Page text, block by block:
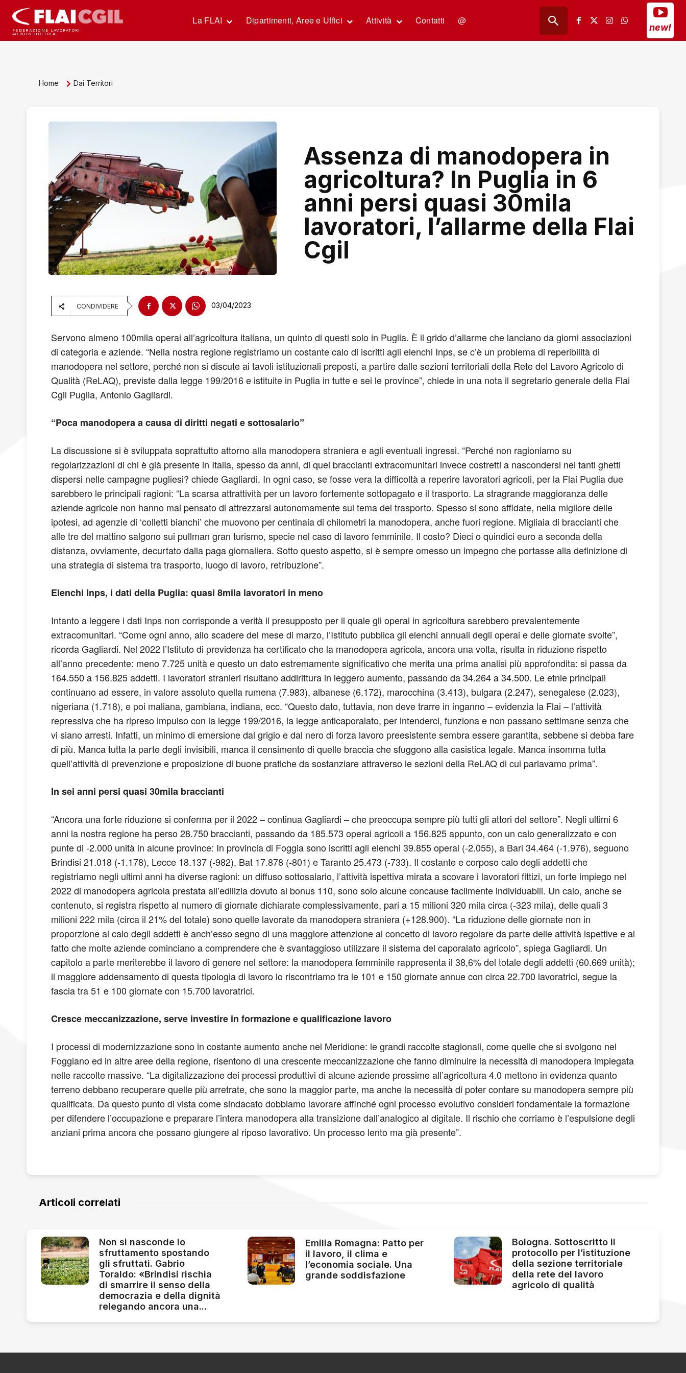
FEDERAZIONE LAVORATORI
AGROINDUSTRIA
La FLAI Dipartimenti, Aree e Uffici Attività Contatti @
new!
Home Dai Territori
Assenza di manodopera in
agricoltura? In Puglia in 6
anni persi quasi 30mila
lavoratori, l’allarme della Flai
Cgil
CONDIVIDERE 03/04/2023
Servono almeno 100mila operai all’agricoltura italiana, un quinto di questi solo in Puglia. È il grido d’allarme che lanciano da giorni associazioni
di categoria e aziende. “Nella nostra regione registriamo un costante calo di iscritti agli elenchi Inps, se c’è un problema di reperibilità di
manodopera nel settore, perché non si discute ai tavoli istituzionali preposti, a partire dalle sezioni territoriali della Rete del Lavoro Agricolo di
Qualità (ReLAQ), previste dalla legge 199/2016 e istituite in Puglia in tutte e sei le province”, chiede in una nota il segretario generale della Flai
Cgil Puglia, Antonio Gagliardi.
“Poca manodopera a causa di diritti negati e sottosalario”
La discussione si è sviluppata soprattutto attorno alla manodopera straniera e agli eventuali ingressi. “Perché non ragioniamo su
regolarizzazioni di chi è già presente in Italia, spesso da anni, di quei braccianti extracomunitari invece costretti a nascondersi nei tanti ghetti
dispersi nelle campagne pugliesi? chiede Gagliardi. In ogni caso, se fosse vera la difficoltà a reperire lavoratori agricoli, per la Flai Puglia due
sarebbero le principali ragioni: “La scarsa attrattività per un lavoro fortemente sottopagato e il trasporto. La stragrande maggioranza delle
aziende agricole non hanno mai pensato di attrezzarsi autonomamente sul tema del trasporto. Spesso si sono affidate, nella migliore delle
ipotesi, ad agenzie di ‘colletti bianchi’ che muovono per centinaia di chilometri la manodopera, anche fuori regione. Migliaia di braccianti che
alle tre del mattino salgono sui pullman gran turismo, specie nel caso di lavoro femminile. Il costo? Dieci o quindici euro a seconda della
distanza, ovviamente, decurtato dalla paga giornaliera. Sotto questo aspetto, si è sempre omesso un impegno che portasse alla definizione di
una strategia di sistema tra trasporto, luogo di lavoro, retribuzione”.
Elenchi Inps, i dati della Puglia: quasi 8mila lavoratori in meno
Intanto a leggere i dati Inps non corrisponde a verità il presupposto per il quale gli operai in agricoltura sarebbero prevalentemente
extracomunitari. “Come ogni anno, allo scadere del mese di marzo, l’Istituto pubblica gli elenchi annuali degli operai e delle giornate svolte”,
ricorda Gagliardi. Nel 2022 l’Istituto di previdenza ha certificato che la manodopera agricola, ancora una volta, risulta in riduzione rispetto
all’anno precedente: meno 7.725 unità e questo un dato estremamente significativo che merita una prima analisi più approfondita: si passa da
164.550 a 156.825 addetti. I lavoratori stranieri risultano addirittura in leggero aumento, passando da 34.264 a 34.500. Le etnie principali
continuano ad essere, in valore assoluto quella rumena (7.983), albanese (6.172), marocchina (3.413), bulgara (2.247), senegalese (2.023),
nigeriana (1.718), e poi maliana, gambiana, indiana, ecc. “Questo dato, tuttavia, non deve trarre in inganno – evidenzia la Flai – l’attività
repressiva che ha ripreso impulso con la legge 199/2016, la legge anticaporalato, per intenderci, funziona e non passano settimane senza che
vi siano arresti. Infatti, un minimo di emersione dal grigio e dal nero di forza lavoro preesistente sembra essere garantita, sebbene si debba fare
di più. Manca tutta la parte degli invisibili, manca il censimento di quelle braccia che sfuggono alla casistica legale. Manca insomma tutta
quell’attività di prevenzione e proposizione di buone pratiche da sostanziare attraverso le sezioni della ReLAQ di cui parlavamo prima”.
In sei anni persi quasi 30mila braccianti
“Ancora una forte riduzione si conferma per il 2022 – continua Gagliardi – che preoccupa sempre più tutti gli attori del settore”. Negli ultimi 6
anni la nostra regione ha perso 28.750 braccianti, passando da 185.573 operai agricoli a 156.825 appunto, con un calo generalizzato e con
punte di -2.000 unità in alcune province: In provincia di Foggia sono iscritti agli elenchi 39.855 operai (-2.055), a Bari 34.464 (-1.976), seguono
Brindisi 21.018 (-1.178), Lecce 18.137 (-982), Bat 17.878 (-801) e Taranto 25.473 (-733). Il costante e corposo calo degli addetti che
registriamo negli ultimi anni ha diverse ragioni: un diffuso sottosalario, l’attività ispettiva mirata a scovare i lavoratori fittizi, un forte impiego nel
2022 di manodopera agricola prestata all’edilizia dovuto al bonus 110, sono solo alcune concause facilmente individuabili. Un calo, anche se
contenuto, si registra rispetto al numero di giornate dichiarate complessivamente, pari a 15 milioni 320 mila circa (-323 mila), delle quali 3
milioni 222 mila (circa il 21% del totale) sono quelle lavorate da manodopera straniera (+128.900). “La riduzione delle giornate non in
proporzione al calo degli addetti è anch’esso segno di una maggiore attenzione al concetto di lavoro regolare da parte delle attività ispettive e al
fatto che molte aziende cominciano a comprendere che è svantaggioso utilizzare il sistema del caporalato agricolo”, spiega Gagliardi. Un
capitolo a parte meriterebbe il lavoro di genere nel settore: la manodopera femminile rappresenta il 38,6% del totale degli addetti (60.669 unità);
il maggiore addensamento di questa tipologia di lavoro lo riscontriamo tra le 101 e 150 giornate annue con circa 22.700 lavoratrici, segue la
fascia tra 51 e 100 giornate con 15.700 lavoratrici.
Cresce meccanizzazione, serve investire in formazione e qualificazione lavoro
I processi di modernizzazione sono in costante aumento anche nel Meridione: le grandi raccolte stagionali, come quelle che si svolgono nel
Foggiano ed in altre aree della regione, risentono di una crescente meccanizzazione che fanno diminuire la necessità di manodopera impiegata
nelle raccolte massive. “La digitalizzazione dei processi produttivi di alcune aziende prossime all’agricoltura 4.0 mettono in evidenza quanto
terreno debbano recuperare quelle più arretrate, che sono la maggior parte, ma anche la necessità di poter contare su manodopera sempre più
qualificata. Da questo punto di vista come sindacato dobbiamo lavorare affinché ogni processo evolutivo consideri fondamentale la formazione
per difendere l’occupazione e preparare l’intera manodopera alla transizione dall’analogico al digitale. Il rischio che corriamo è l’espulsione degli
anziani prima ancora che possano giungere al riposo lavorativo. Un processo lento ma già presente”.
Articoli correlati
Non si nasconde lo
sfruttamento spostando
gli sfruttati. Gabrio
Toraldo: «Brindisi rischia
di smarrire il senso della
democrazia e della dignità
relegando ancora una...
Emilia Romagna: Patto per
il lavoro, il clima e
l’economia sociale. Una
grande soddisfazione
Bologna. Sottoscritto il
protocollo per l’istituzione
della sezione territoriale
della rete del lavoro
agricolo di qualità